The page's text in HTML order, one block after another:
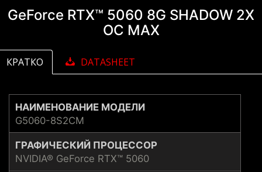
GeForce RTX™ 5060 8G SHADOW 2X
OC MAX
КРАТКО DATASHEET
НАИМЕНОВАНИЕ МОДЕЛИ
G5060-8S2CM
ГРАФИЧЕСКИЙ ПРОЦЕССОР
NVIDIA® GeForce RTX™ 5060